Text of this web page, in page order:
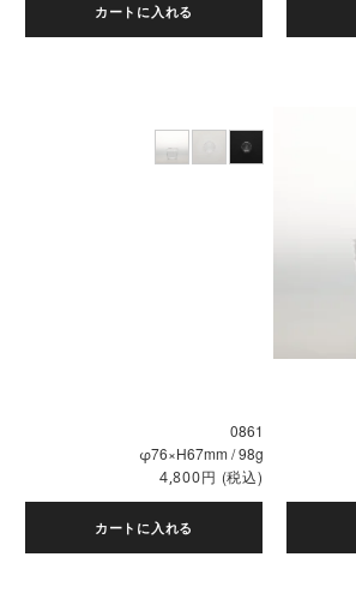
カートに入れる
0861
φ76×H67mm / 98g
4,800円 (税込)
カートに入れる